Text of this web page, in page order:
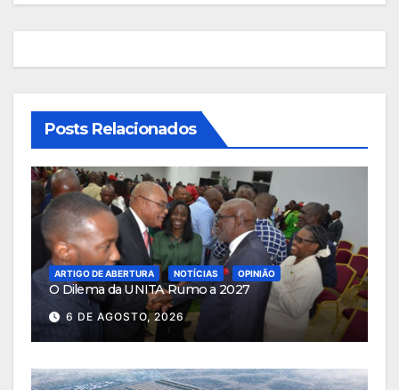
Posts Relacionados
ARTIGO DE ABERTURA NOTÍCIAS OPINIÃO
O Dilema da UNITA Rumo a 2027
6 DE AGOSTO, 2026